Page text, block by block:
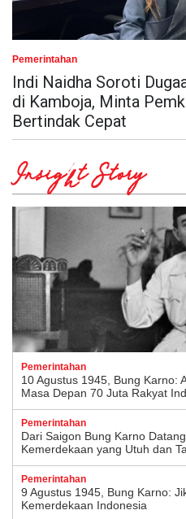
Pemerintahan
Indi Naidha Soroti
di Kamboja, Minta
Bertindak Cepat
Insight Story
Pemerintahan
10 Agustus 1945, Bung Karno:
Masa Depan 70 Juta Rakyat
Pemerintahan
Dari Saigon Bung Karno
Kemerdekaan yang Utuh dan
Pemerintahan
9 Agustus 1945, Bung Karno:
Kemerdekaan Indonesia